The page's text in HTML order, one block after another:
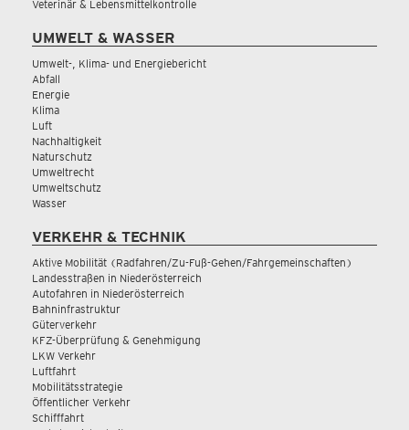
Veterinär & Lebensmittelkontrolle
UMWELT & WASSER
Umwelt-, Klima- und Energiebericht
Abfall
Energie
Klima
Luft
Nachhaltigkeit
Naturschutz
Umweltrecht
Umweltschutz
Wasser
VERKEHR & TECHNIK
Aktive Mobilität (Radfahren/Zu-Fuß-Gehen/Fahrgemeinschaften)
Landesstraßen in Niederösterreich
Autofahren in Niederösterreich
Bahninfrastruktur
Güterverkehr
KFZ-Überprüfung & Genehmigung
LKW Verkehr
Luftfahrt
Mobilitätsstrategie
Öffentlicher Verkehr
Schifffahrt